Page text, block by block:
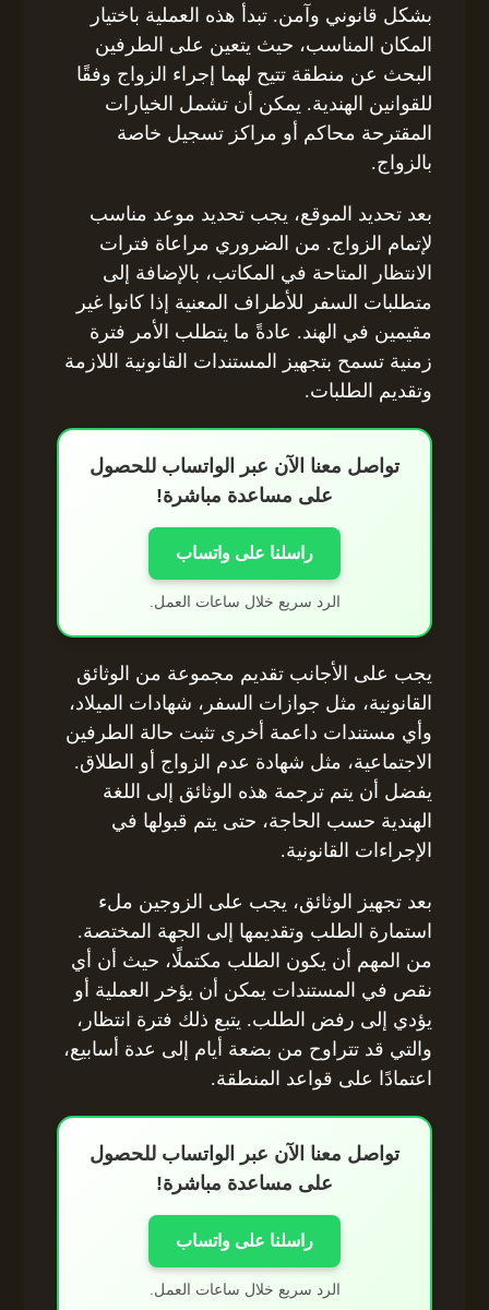
بشكل قانوني وآمن. تبدأ هذه العملية باختيار
المكان المناسب، حيث يتعين على الطرفين
البحث عن منطقة تتيح لهما إجراء الزواج وفقًا
للقوانين الهندية. يمكن أن تشمل الخيارات
المقترحة محاكم أو مراكز تسجيل خاصة
بالزواج.
بعد تحديد الموقع، يجب تحديد موعد مناسب
لإتمام الزواج. من الضروري مراعاة فترات
الانتظار المتاحة في المكاتب، بالإضافة إلى
متطلبات السفر للأطراف المعنية إذا كانوا غير
مقيمين في الهند. عادةً ما يتطلب الأمر فترة
زمنية تسمح بتجهيز المستندات القانونية اللازمة
وتقديم الطلبات.
تواصل معنا الآن عبر الواتساب للحصول
على مساعدة مباشرة!
راسلنا على واتساب
الرد سريع خلال ساعات العمل.
يجب على الأجانب تقديم مجموعة من الوثائق
القانونية، مثل جوازات السفر، شهادات الميلاد،
وأي مستندات داعمة أخرى تثبت حالة الطرفين
الاجتماعية، مثل شهادة عدم الزواج أو الطلاق.
يفضل أن يتم ترجمة هذه الوثائق إلى اللغة
الهندية حسب الحاجة، حتى يتم قبولها في
الإجراءات القانونية.
بعد تجهيز الوثائق، يجب على الزوجين ملء
استمارة الطلب وتقديمها إلى الجهة المختصة.
من المهم أن يكون الطلب مكتملًا، حيث أن أي
نقص في المستندات يمكن أن يؤخر العملية أو
يؤدي إلى رفض الطلب. يتبع ذلك فترة انتظار،
والتي قد تتراوح من بضعة أيام إلى عدة أسابيع،
اعتمادًا على قواعد المنطقة.
تواصل معنا الآن عبر الواتساب للحصول
على مساعدة مباشرة!
راسلنا على واتساب
الرد سريع خلال ساعات العمل.